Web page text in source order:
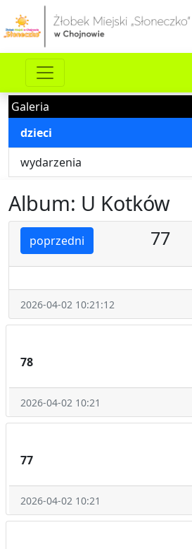
Galeria
dzieci
wydarzenia
Album: U Kotków
poprzedni 77
2026-04-02 10:21:12
78
2026-04-02 10:21
77
2026-04-02 10:21